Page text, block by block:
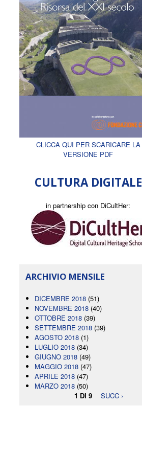
CLICCA QUI PER SCARICARE LA
VERSIONE PDF
CULTURA DIGITALE
in partnership con DiCultHer:
ARCHIVIO MENSILE
DICEMBRE 2018 (51)
NOVEMBRE 2018 (40)
OTTOBRE 2018 (39)
SETTEMBRE 2018 (39)
AGOSTO 2018 (1)
LUGLIO 2018 (34)
GIUGNO 2018 (49)
MAGGIO 2018 (47)
APRILE 2018 (47)
MARZO 2018 (50)
1 DI 9
SUCC ›